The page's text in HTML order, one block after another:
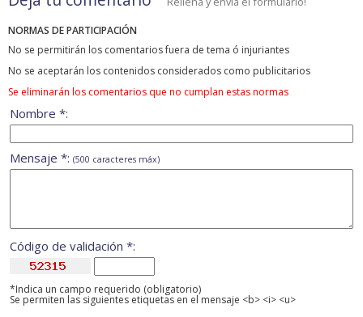
NORMAS DE PARTICIPACIÓN
No se permitirán los comentarios fuera de tema ó injuriantes
No se aceptarán los contenidos considerados como publicitarios
Se eliminarán los comentarios que no cumplan estas normas
Nombre *:
Mensaje *: (500 caracteres máx)
Código de validación *:
*Indica un campo requerido (obligatorio)
Se permiten las siguientes etiquetas en el mensaje <b> <i> <u>